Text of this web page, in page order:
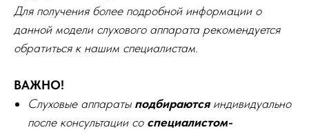
Для получения более подробной информации о
данной модели слухового аппарата рекомендуется
обратиться к нашим специалистам.
ВАЖНО!
Слуховые аппараты подбираютсяиндивидуально
после консультации со специалистом-